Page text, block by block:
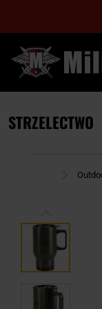
STRZELECTWO